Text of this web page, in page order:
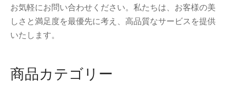
お気軽にお問い合わせください。私たちは、お客様の美
しさと満足度を最優先に考え、高品質なサービスを提供
いたします。
商品カテゴリー